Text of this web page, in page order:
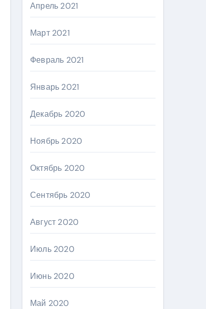
Апрель 2021
Март 2021
Февраль 2021
Январь 2021
Декабрь 2020
Ноябрь 2020
Октябрь 2020
Сентябрь 2020
Август 2020
Июль 2020
Июнь 2020
Май 2020